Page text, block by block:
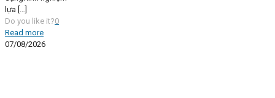
lựa
Do you like it?0
Read more
07/08/2026